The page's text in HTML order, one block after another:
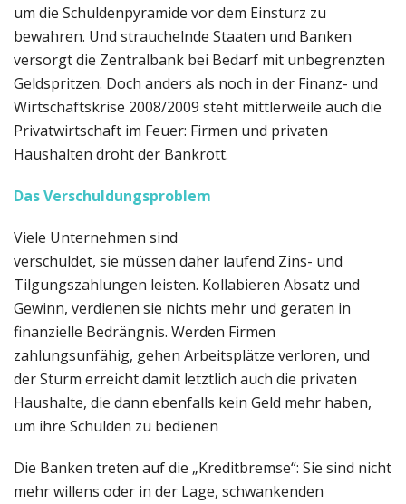
um die Schuldenpyramide vor dem Einsturz zu
bewahren. Und strauchelnde Staaten und Banken
versorgt die Zentralbank bei Bedarf mit unbegrenzten
Geldspritzen. Doch anders als noch in der Finanz- und
Wirtschaftskrise 2008/2009 steht mittlerweile auch die
Privatwirtschaft im Feuer: Firmen und privaten
Haushalten droht der Bankrott.
Das Verschuldungsproblem
Viele Unternehmen sind
verschuldet, sie müssen daher laufend Zins- und
Tilgungszahlungen leisten. Kollabieren Absatz und
Gewinn, verdienen sie nichts mehr und geraten in
finanzielle Bedrängnis. Werden Firmen
zahlungsunfähig, gehen Arbeitsplätze verloren, und
der Sturm erreicht damit letztlich auch die privaten
Haushalte, die dann ebenfalls kein Geld mehr haben,
um ihre Schulden zu bedienen
Die Banken treten auf die „Kreditbremse“: Sie sind nicht
mehr willens oder in der Lage, schwankenden